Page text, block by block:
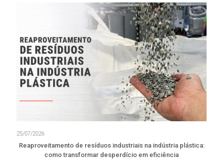
25/07/2026
Reaproveitamento de resíduos industriais na indústria plástica:
como transformar desperdício em eficiência